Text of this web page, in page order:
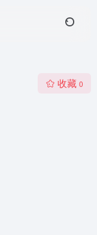
收藏 0